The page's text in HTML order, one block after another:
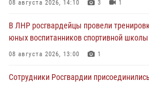
08 августа 2026, 14:10 3 1
В ЛНР росгвардейцы провели
юных воспитанников спортивной школы
08 августа 2026, 13:00 1
Сотрудники Росгвардии